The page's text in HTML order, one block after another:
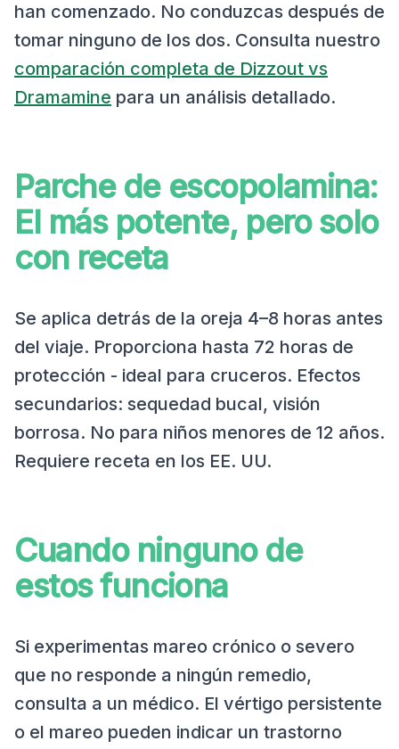
han comenzado. No conduzcas después de
tomar ninguno de los dos. Consulta nuestro
comparación completa de Dizzout vs
Dramamine para un análisis detallado.
Parche de escopolamina:
El más potente, pero solo
con receta
Se aplica detrás de la oreja 4–8 horas antes
del viaje. Proporciona hasta 72 horas de
protección - ideal para cruceros. Efectos
secundarios: sequedad bucal, visión
borrosa. No para niños menores de 12 años.
Requiere receta en los EE. UU.
Cuando ninguno de
estos funciona
Si experimentas mareo crónico o severo
que no responde a ningún remedio,
consulta a un médico. El vértigo persistente
o el mareo pueden indicar un trastorno